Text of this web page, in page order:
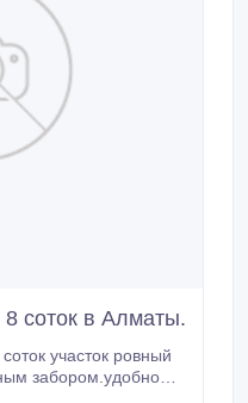
соток в Алматы.
участок ровный
забором.удобно